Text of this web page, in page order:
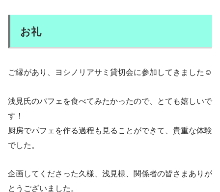
お礼
ご縁があり、ヨシノリアサミ貸切会に参加してきました☺️
浅見氏のパフェを食べてみたかったので、とても嬉しいで
す！
厨房でパフェを作る過程も見ることができて、貴重な体験
でした。
企画してくださった久様、浅見様、関係者の皆さまありが
とうございました。